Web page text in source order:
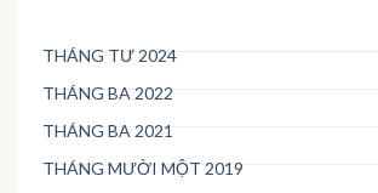
THÁNG TƯ 2024
THÁNG BA 2022
THÁNG BA 2021
THÁNG MƯỜI MỘT 2019